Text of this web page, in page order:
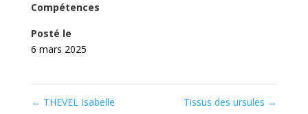
Compétences
Posté le
6 mars 2025
← THEVEL Isabelle Tissus des ursules →